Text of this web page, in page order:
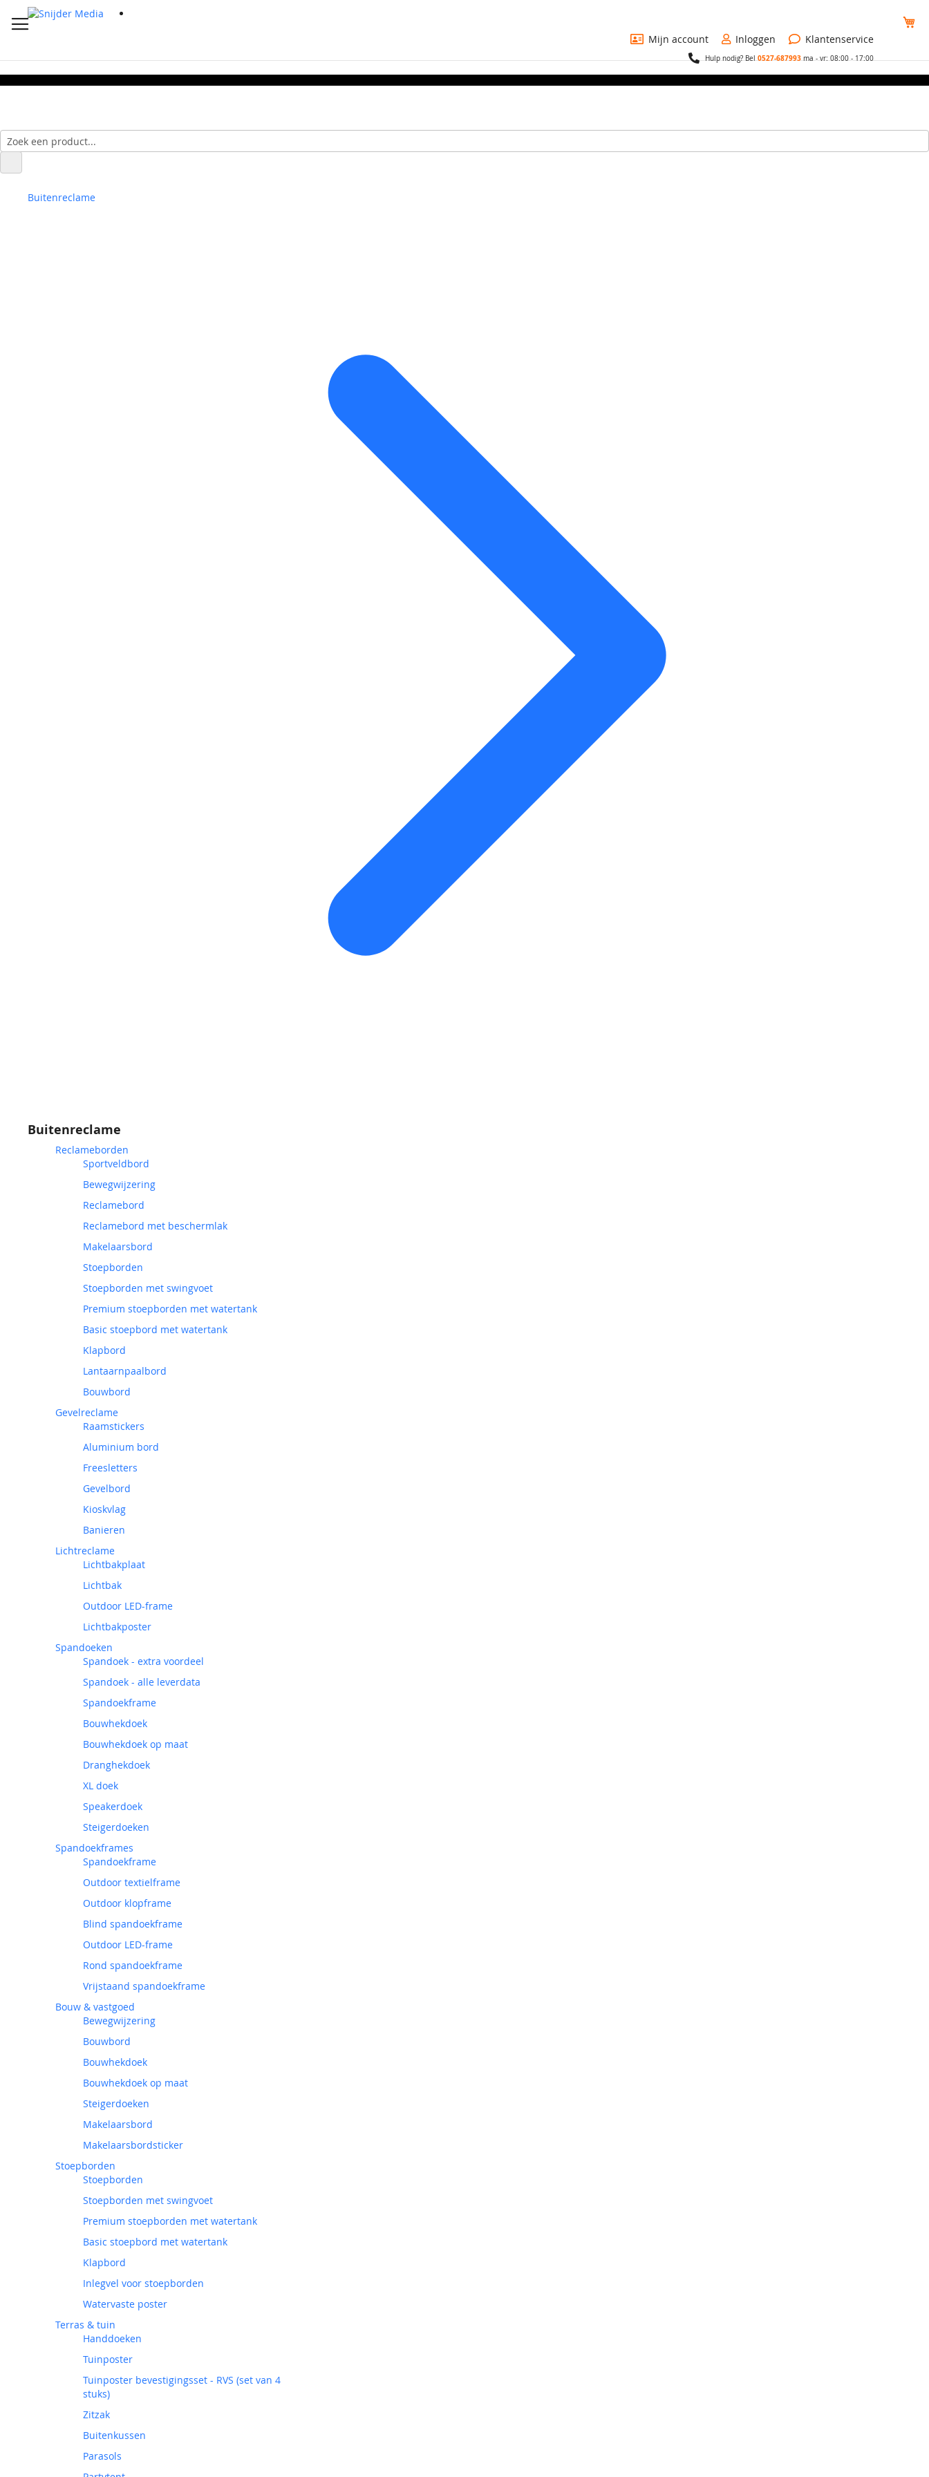
Mijn account
Inloggen Klantenservice
Hulp nodig? Bel0527-687993ma - vr: 08:00 - 17:00
Buitenreclame
Buitenreclame
Reclameborden
Sportveldbord
Bewegwijzering
Reclamebord
Reclamebord met beschermlak
Makelaarsbord
Stoepborden
Stoepborden met swingvoet
Premium stoepborden met watertank
Basic stoepbord met watertank
Klapbord
Lantaarnpaalbord
Bouwbord
Gevelreclame
Raamstickers
Aluminium bord
Freesletters
Gevelbord
Kioskvlag
Banieren
Lichtreclame
Lichtbakplaat
Lichtbak
Outdoor LED-frame
Lichtbakposter
Spandoeken
Spandoek - extra voordeel
Spandoek - alle leverdata
Spandoekframe
Bouwhekdoek
Bouwhekdoek op maat
Dranghekdoek
XL doek
Speakerdoek
Steigerdoeken
Spandoekframes
Spandoekframe
Outdoor textielframe
Outdoor klopframe
Blind spandoekframe
Outdoor LED-frame
Rond spandoekframe
Vrijstaand spandoekframe
Bouw & vastgoed
Bewegwijzering
Bouwbord
Bouwhekdoek
Bouwhekdoek op maat
Steigerdoeken
Makelaarsbord
Makelaarsbordsticker
Stoepborden
Stoepborden
Stoepborden met swingvoet
Premium stoepborden met watertank
Basic stoepbord met watertank
Klapbord
Inlegvel voor stoepborden
Watervaste poster
Terras & tuin
Handdoeken
Tuinposter
Tuinposter bevestigingsset - RVS (set van 4
stuks)
Zitzak
Buitenkussen
Parasols